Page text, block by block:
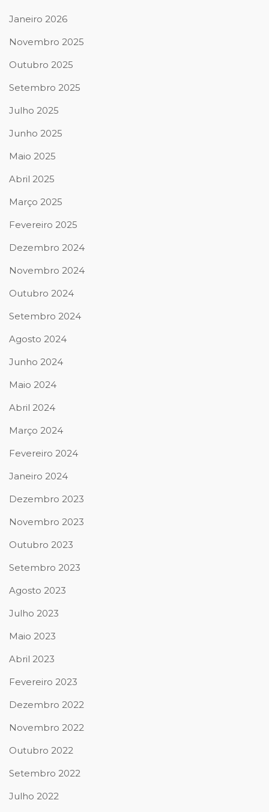
Janeiro 2026
Novembro 2025
Outubro 2025
Setembro 2025
Julho 2025
Junho 2025
Maio 2025
Abril 2025
Março 2025
Fevereiro 2025
Dezembro 2024
Novembro 2024
Outubro 2024
Setembro 2024
Agosto 2024
Junho 2024
Maio 2024
Abril 2024
Março 2024
Fevereiro 2024
Janeiro 2024
Dezembro 2023
Novembro 2023
Outubro 2023
Setembro 2023
Agosto 2023
Julho 2023
Maio 2023
Abril 2023
Fevereiro 2023
Dezembro 2022
Novembro 2022
Outubro 2022
Setembro 2022
Julho 2022